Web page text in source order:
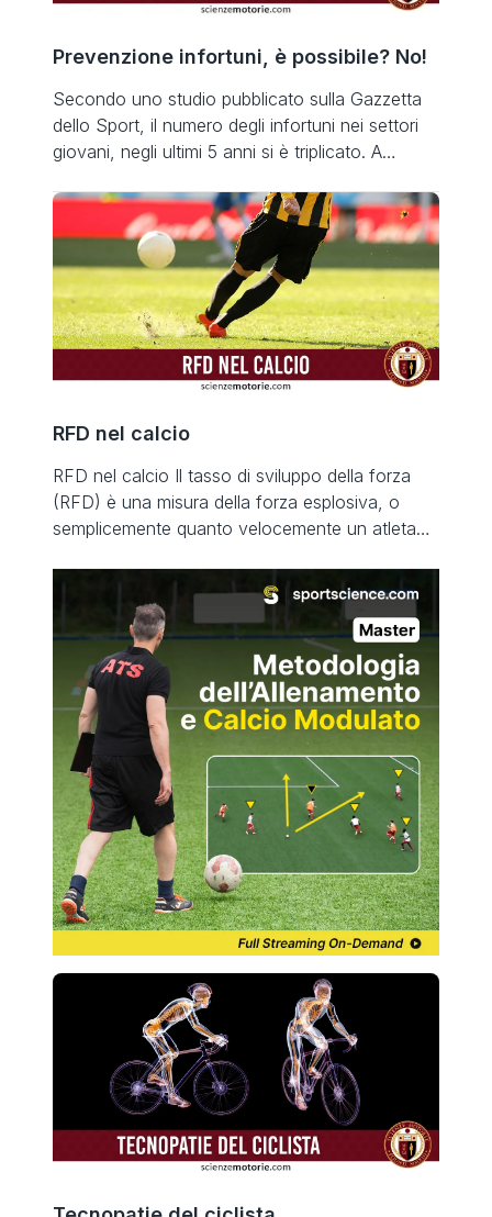
Prevenzione infortuni, è possibile? No!
Secondo uno studio pubblicato sulla Gazzetta
dello Sport, il numero degli infortuni nei settori
giovani, negli ultimi 5 anni si è triplicato. A
di allenamento sempre più innovativi, l’uso di
strategie avanzate e mezzi come bosuball,
tappeti instabili e trampolini utilizzati per emulare
le categorie professionistiche italiane, ma […]
RFD nel calcio
RFD nel calcio Il tasso di sviluppo della forza
(RFD) è una misura della forza esplosiva, o
semplicemente quanto velocemente un atleta
produzione di energia nello sport significa
migliorare la velocità di sviluppo della forza,
migliorare la capacità di generare un maggiore
impulso durante brevi periodi e sulle brevi […]